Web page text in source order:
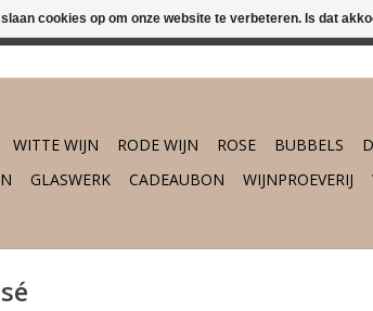
WITTE WIJN RODE WIJN ROSE BUBBELS
GLASWERK CADEAUBON WIJNPROEVERIJ
cookies op om onze website te verbeteren. Is dat
vanaf €75,- gratis thuisbezorgd.